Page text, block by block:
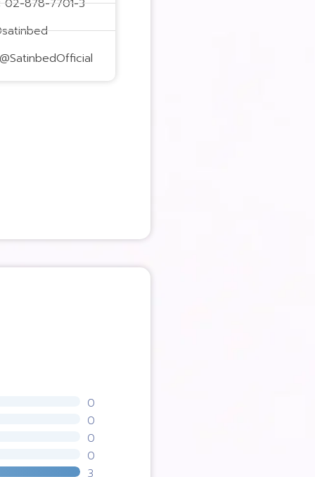
02-878-7701-3
0
0
0
0
3